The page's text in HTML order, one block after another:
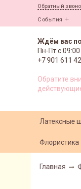
Обратный
События
Ждём вас
Пн-Пт с
+7 901 611
Обратите
Латексные
Флористика
Главная